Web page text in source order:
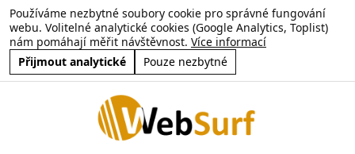
Používáme nezbytné soubory cookie pro správné fungování
webu. Volitelné analytické cookies (Google Analytics, Toplist)
nám pomáhají měřit návštěvnost. Více informací
Přijmout analytické
Pouze nezbytné